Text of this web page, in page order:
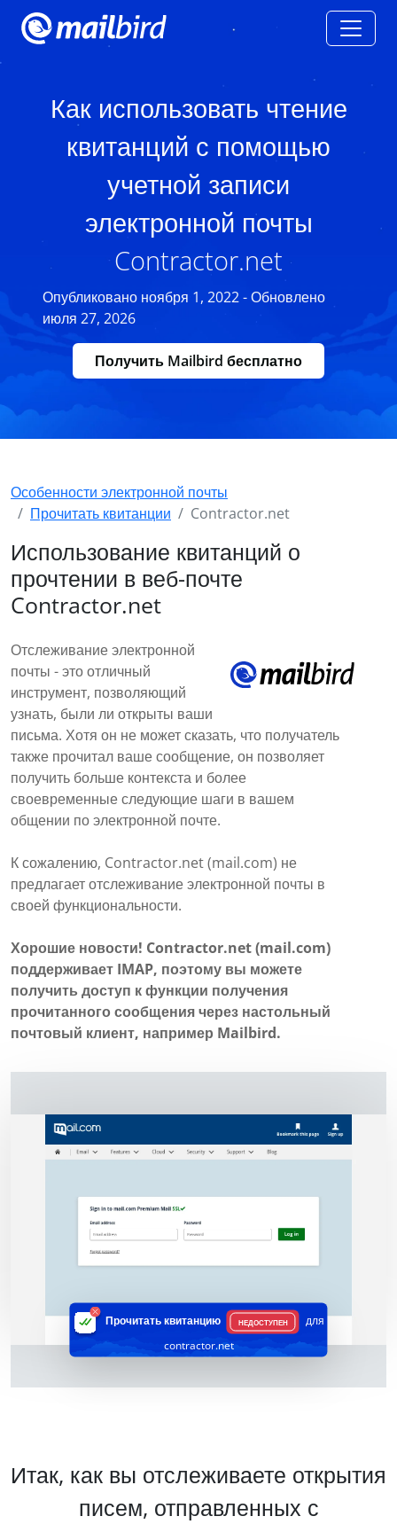
Как использовать чтение
квитанций с помощью
учетной записи
электронной почты
Contractor.net
Опубликовано ноября 1, 2022 - Обновлено
июля 27, 2026
Получить Mailbird бесплатно
Особенности электронной почты
Прочитать квитанции
Contractor.net
Использование квитанций о
прочтении в веб-почте
Contractor.net
Отслеживание электронной
почты - это отличный
инструмент, позволяющий
узнать, были ли открыты ваши
письма. Хотя он не может сказать, что получатель
также прочитал ваше сообщение, он позволяет
получить больше контекста и более
своевременные следующие шаги в вашем
общении по электронной почте.
К сожалению, Contractor.net (mail.com) не
предлагает отслеживание электронной почты в
своей функциональности.
Хорошие новости! Contractor.net (mail.com)
поддерживает IMAP, поэтому вы можете
получить доступ к функции получения
прочитанного сообщения через настольный
почтовый клиент, например Mailbird.
Прочитать квитанцию НЕДОСТУПЕН
для
contractor.net
Итак, как вы отслеживаете открытия
писем, отправленных с